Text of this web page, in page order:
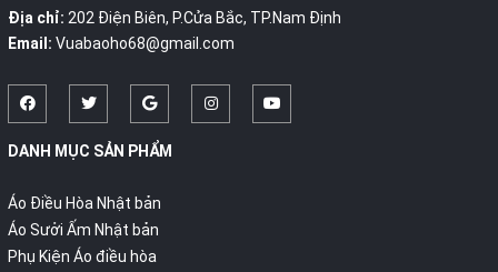
Địa chỉ: 202 Điện Biên, P.Cửa Bắc, TP.Nam Định
Email: Vuabaoho68@gmail.com
DANH MỤC SẢN PHẨM
Áo Điều Hòa Nhật bản
Áo Sưởi Ấm Nhật bản
Phụ Kiện Áo điều hòa